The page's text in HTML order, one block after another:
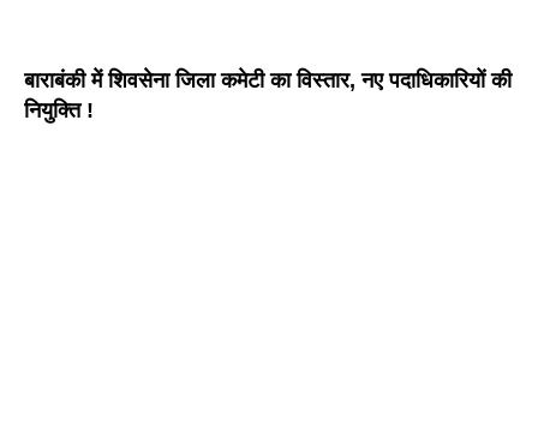
बाराबंकी में शिवसेना जिला कमेटी का विस्तार, नए पदाधिकारियों की
नियुक्ति !